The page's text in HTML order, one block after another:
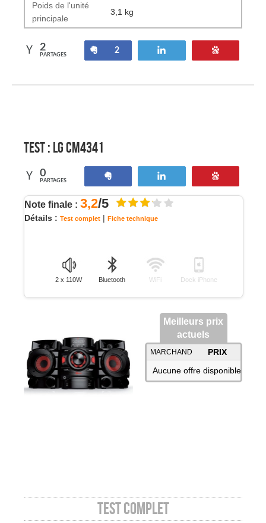
Poids de l'unité
principale
3,1 kg
2
PARTAGES
Partagez
2
Test : LG CM4341
0
PARTAGES
Note finale : 3,2/5
Détails : Test complet | Fiche technique
2 x 110W Bluetooth WiFi Dock iPhone
Meilleurs prix
actuels
MARCHAND
PRIX
Aucune offre disponible
Test complet